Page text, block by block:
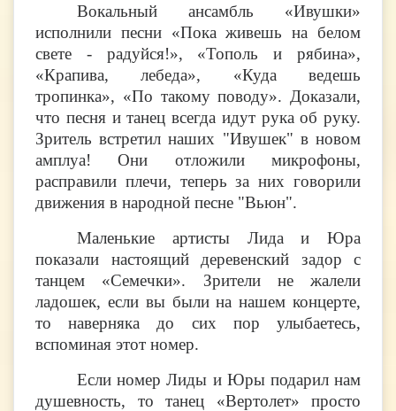
Вокальный ансамбль «Ивушки»
исполнили песни «Пока живешь на белом
свете - радуйся!», «Тополь и рябина»,
«Крапива, лебеда», «Куда ведешь
тропинка», «По такому поводу». Доказали,
что песня и танец всегда идут рука об руку.
Зритель встретил наших "Ивушек" в новом
амплуа! Они отложили микрофоны,
расправили плечи, теперь за них говорили
движения в народной песне "Вьюн".
Маленькие артисты Лида и Юра
показали настоящий деревенский задор с
танцем «Семечки». Зрители не жалели
ладошек, если вы были на нашем концерте,
то наверняка до сих пор улыбаетесь,
вспоминая этот номер.
Если номер Лиды и Юры подарил нам
душевность, то танец «Вертолет» просто